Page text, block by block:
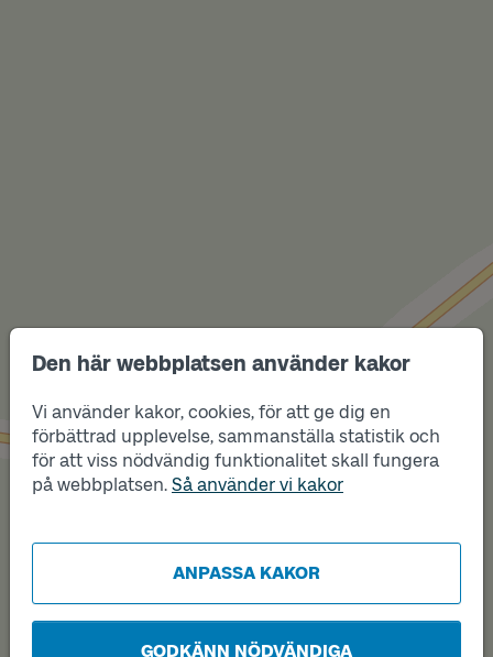
Den här webbplatsen använder kakor
Vi använder kakor, cookies, för att ge dig en
förbättrad upplevelse, sammanställa statistik och
för att viss nödvändig funktionalitet skall fungera
på webbplatsen. Så använder vi kakor
ANPASSA KAKOR
GODKÄNN NÖDVÄNDIGA
Läge
A